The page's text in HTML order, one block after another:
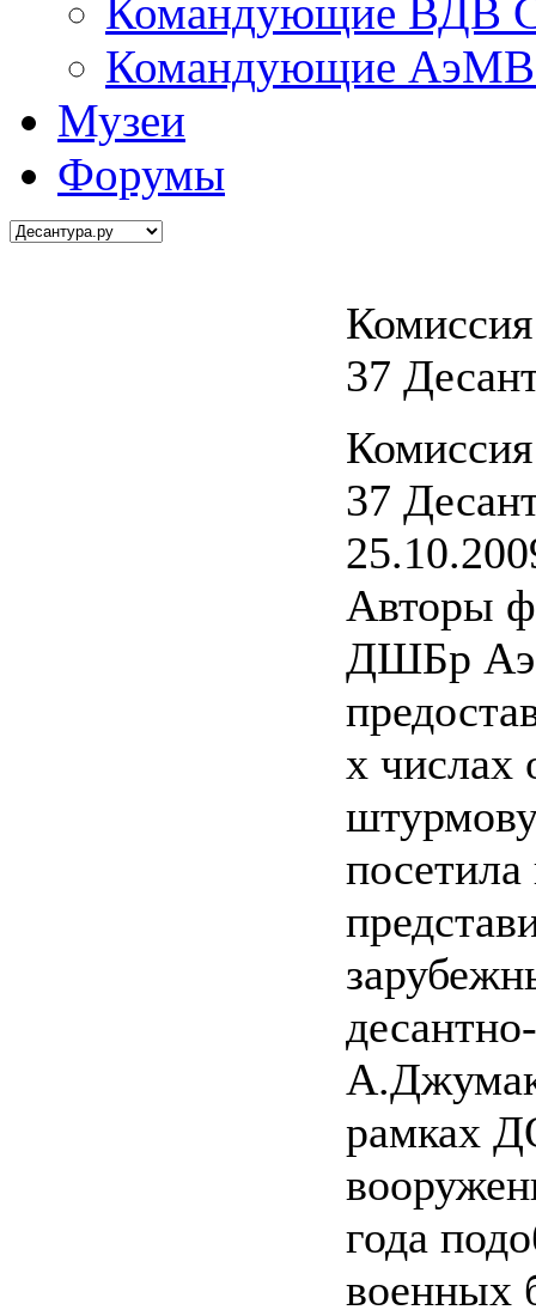
Командующие ВДВ
Командующие АэМВ
Музеи
Форумы
37
37
Авторы
ДШБр
х числах
посетила
рамках
года
военных